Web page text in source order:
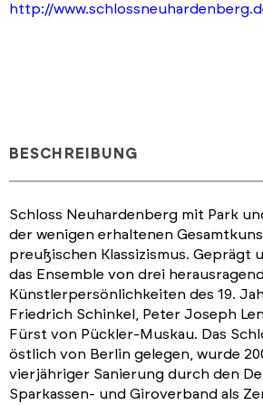
http://
BESCHREIBUNG
Schloss Neuhardenberg mit Park
der wenigen erhaltenen
preußischen Klassizismus. Geprägt
das Ensemble von drei
Künstlerpersönlichkeiten des 19.
Friedrich Schinkel, Peter Joseph
Fürst von Pückler-Muskau. Das
östlich von Berlin gelegen, wurde
vierjähriger Sanierung durch den
Sparkassen- und Giroverband als